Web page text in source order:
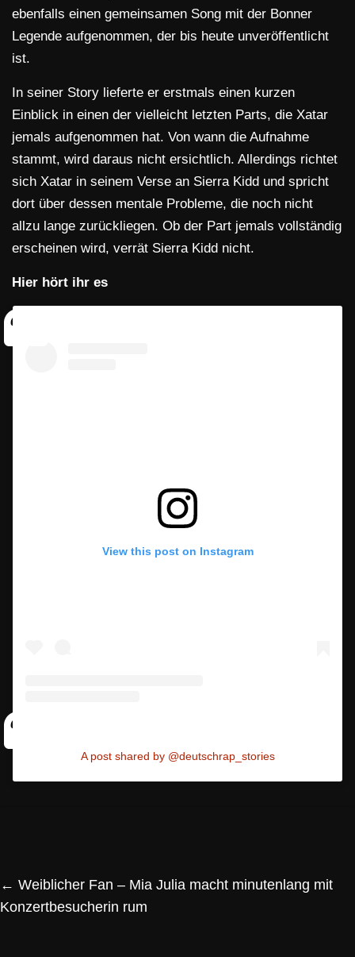
ebenfalls einen gemeinsamen Song mit der Bonner
Legende aufgenommen, der bis heute unveröffentlicht
ist.
In seiner Story lieferte er erstmals einen kurzen
Einblick in einen der vielleicht letzten Parts, die Xatar
jemals aufgenommen hat. Von wann die Aufnahme
stammt, wird daraus nicht ersichtlich. Allerdings richtet
sich Xatar in seinem Verse an Sierra Kidd und spricht
dort über dessen mentale Probleme, die noch nicht
allzu lange zurückliegen. Ob der Part jemals vollständig
erscheinen wird, verrät Sierra Kidd nicht.
Hier hört ihr es
View this post on Instagram
A post shared by @deutschrap_stories
← Weiblicher Fan – Mia Julia macht minutenlang mit
Konzertbesucherin rum